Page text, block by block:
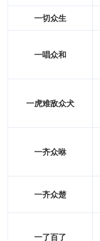
一切众生
一唱众和
一虎难敌众犬
一齐众咻
一齐众楚
一了百了